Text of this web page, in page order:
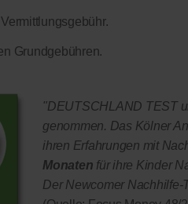
Grundgebühren.
"DEUTSCHLAND TEST
genommen. Das Kölner
ihren Erfahrungen mit
Monaten für ihre Kinder
Der Newcomer Nachhilfe-